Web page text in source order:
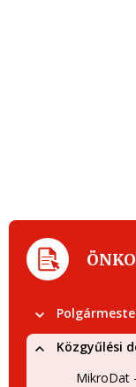
Közgyűlési
MikroDat